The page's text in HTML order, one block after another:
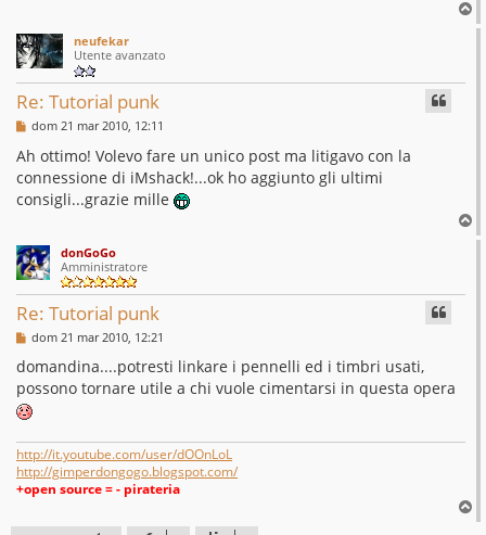
o
neufekar
Utente avanzato
Re: Tutorial punk
M
s
s
a
g
g
dom 21 mar 2010, 12:11
Ah ottimo! Volevo fare un unico post ma litigavo con la
connessione di iMshack!...ok ho aggiunto gli ultimi
consigli...grazie mille
o
donGoGo
Amministratore
Re: Tutorial punk
M
s
s
a
g
g
o
dom 21 mar 2010, 12:21
domandina....potresti linkare i pennelli ed i timbri usati,
possono tornare utile a chi vuole cimentarsi in questa opera
http://it.youtube.com/user/dOOnLoL
http://gimperdongogo.blogspot.com/
+open source = - pirateria
o